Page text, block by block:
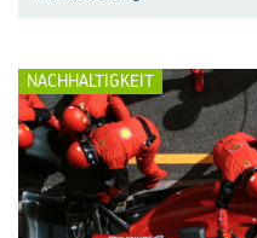
NACHHALTIGKEIT